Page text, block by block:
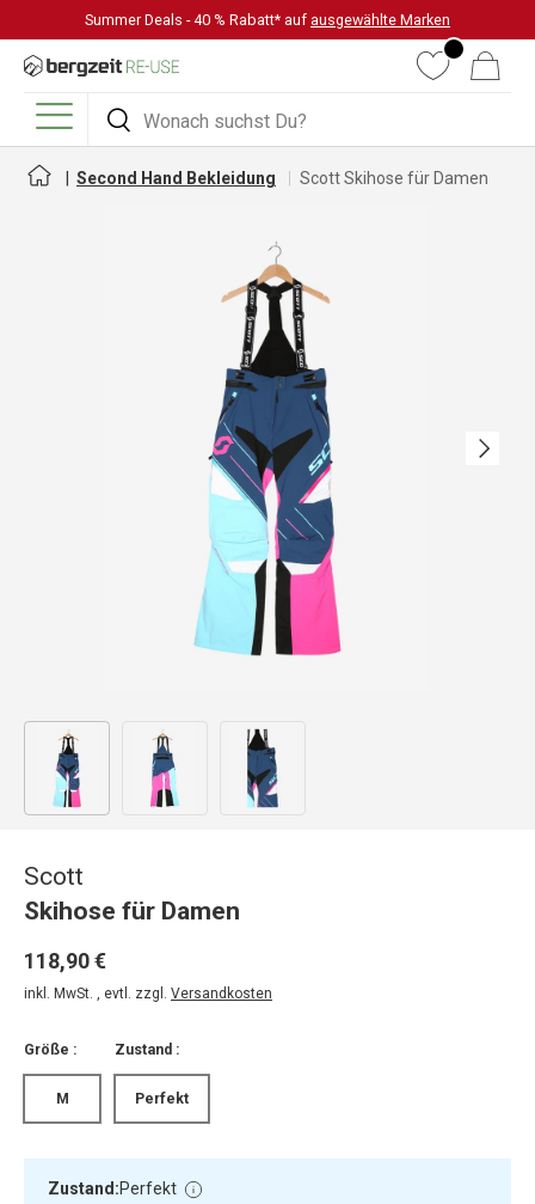
DIREKT ZUM INHALT
Summer Deals - 40 % Rabatt* auf ausgewählte Marken
Suchen
Suchen
WunschlisteWarenkorb
Menü
Second Hand Bekleidung Scott Skihose für Damen
Nächste
Bild 1 in Galerieansicht laden
Scott
Skihose für Damen
118,90 €
inkl. MwSt. , evtl. zzgl. Versandkosten
Größe :
M
Zustand :
Perfekt
Zustand:Perfekt